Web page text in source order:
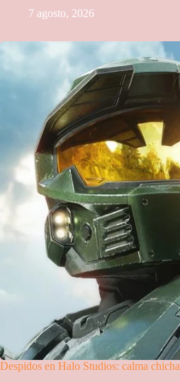
7 agosto, 2026
Despidos en Halo Studios: calma chicha